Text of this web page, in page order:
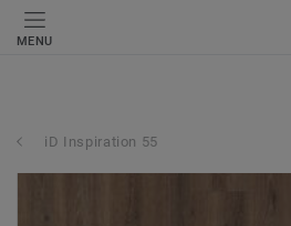
MENU
iD Inspiration 55